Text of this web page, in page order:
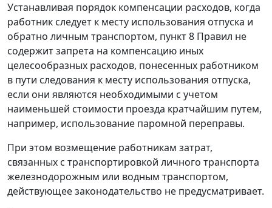
Устанавливая порядок компенсации расходов, когда
работник следует к месту использования отпуска и
обратно личным транспортом, пункт 8 Правил не
содержит запрета на компенсацию иных
целесообразных расходов, понесенных работником
в пути следования к месту использования отпуска,
если они являются необходимыми с учетом
наименьшей стоимости проезда кратчайшим путем,
например, использование паромной переправы.
При этом возмещение работникам затрат,
связанных с транспортировкой личного транспорта
железнодорожным или водным транспортом,
действующее законодательство не предусматривает.